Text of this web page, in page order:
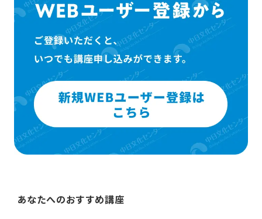
あなたへのおすすめ講座